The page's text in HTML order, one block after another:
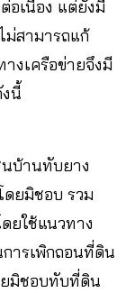
อเนื่อง แต่ยังมี
ม่สามารถแก้
งเครือข่ายจึงมี
นี้
นบ้านทับยาง
ดยมิชอบ รวม
ยใช้แนวทาง
ารเพิกถอนที่ดิน
ยมิชอบทับที่ดิน